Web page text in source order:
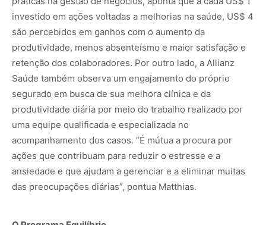
investido em ações voltadas a melhorias na saúde, US$ 4
são percebidos em ganhos com o aumento da
produtividade, menos absenteísmo e maior satisfação e
retenção dos colaboradores. Por outro lado, a Allianz
Saúde também observa um engajamento do próprio
segurado em busca de sua melhora clínica e da
produtividade diária por meio do trabalho realizado por
uma equipe qualificada e especializada no
acompanhamento dos casos. “É mútua a procura por
ações que contribuam para reduzir o estresse e a
ansiedade e que ajudam a gerenciar e a eliminar muitas
das preocupações diárias”, pontua Matthias.